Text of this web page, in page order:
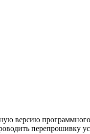
версию
перепрошивку